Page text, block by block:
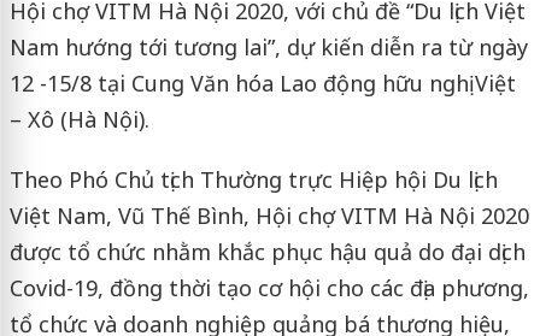
Hội chợ VITM Hà Nội 2020, với chủ đề “Du lịch Việt
Nam hướng tới tương lai”, dự kiến diễn ra từ ngày
12 -15/8 tại Cung Văn hóa Lao động hữu nghị Việt
– Xô (Hà Nội).
Theo Phó Chủ tịch Thường trực Hiệp hội Du lịch
Việt Nam, Vũ Thế Bình, Hội chợ VITM Hà Nội 2020
được tổ chức nhằm khắc phục hậu quả do đại dịch
Covid-19, đồng thời tạo cơ hội cho các địa phương,
tổ chức và doanh nghiệp quảng bá thương hiệu,